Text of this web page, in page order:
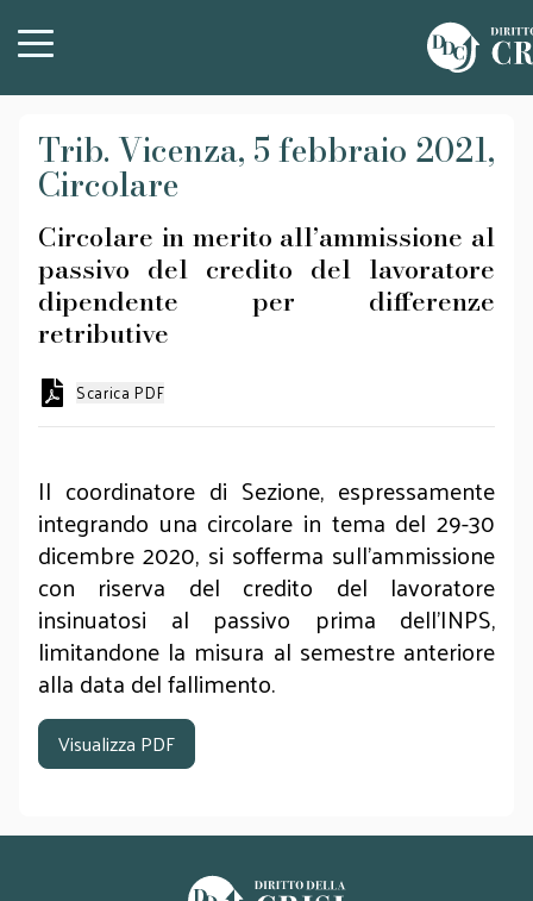
Trib. Vicenza, 5 febbraio 2021,
Circolare
Circolare in merito all’ammissione al
passivo del credito del lavoratore
dipendente per differenze
retributive
Scarica PDF
Il coordinatore di Sezione, espressamente
integrando una circolare in tema del 29-30
dicembre 2020, si sofferma sull'ammissione
con riserva del credito del lavoratore
insinuatosi al passivo prima dell'INPS,
limitandone la misura al semestre anteriore
alla data del fallimento.
Visualizza PDF